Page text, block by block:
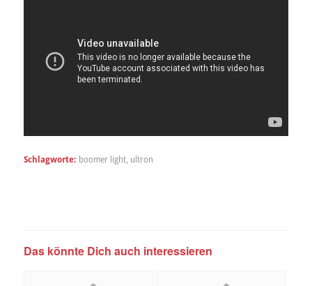
Schlagworte: boomer light, ultron
Das könnte Dich auch interessieren